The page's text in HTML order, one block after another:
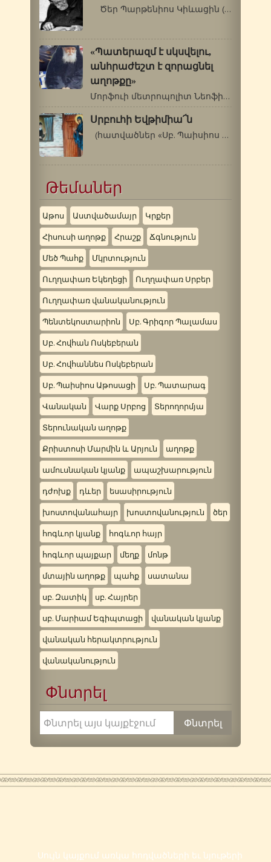
Ծեր Պարթենիոս Կիևացին (1792-1855 թթ.)…
«Պատերազմ է սկսվելու,
անհրաժեշտ է զորացնել
աղոթքը»
Մորֆուի մետրոպոլիտ Նեոֆիտոսը Սբ.Պաիսիոս…
Սրբուհի Եվթիմիա՜ն
(հատվածներ «Սբ. Պաիսիոս Աթոսացու…
Թեմաներ
Աթոս Աստվածամայր Կրքեր
Հիսուսի աղոթք Հրաշք Ճգնություն
Մեծ Պահք Մկրտություն
Ուղղափառ Եկեղեցի Ուղղափառ Սրբեր
Ուղղափառ վանականություն
Պենտեկոստարիոն Սբ. Գրիգոր Պալամաս
Սբ. Հովհան Ոսկեբերան
Սբ. Հովհաննես Ոսկեբերան
Սբ. Պաիսիոս Աթոսացի Սբ. Պատարագ
Վանական Վարք Սրբոց Տերողորմյա
Տերունական աղոթք
Քրիստոսի Մարմին և Արյուն աղոթք
ամուսնական կյանք ապաշխարություն
դժոխք դևեր եսասիրություն
խոստովանահայր խոստովանություն ծեր
հոգևոր կյանք հոգևոր հայր
հոգևոր պայքար մեղք մոնթ
մտային աղոթք պահք սատանա
սբ. Զատիկ սբ. Հայրեր
սբ. Մարիամ Եգիպտացի վանական կյանք
վանական հերակտրություն
վանականություն
Փնտրել
Սույն կայքում առկա հոդվածների եւ նյութերի